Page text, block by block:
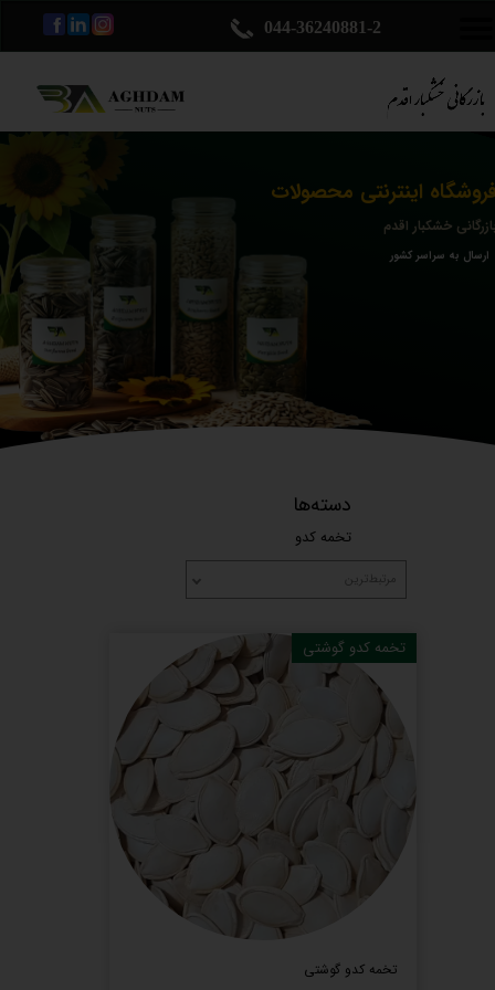
044-36240881-2
اینترنتی محصولات
خشکبار اقدم
ارسال به سراسر کشور
دسته‌ها
تخمه کدو
مرتبط‌ترین
تخمه کدو گوشتی
تخمه کدو گوشتی